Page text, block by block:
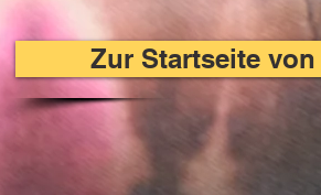
Zur Startseite von